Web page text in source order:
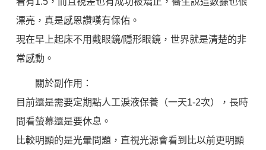
漂亮，真是感恩讚嘆有保佑。
現在早上起床不用戴眼鏡/隱形眼鏡，世界就是清楚的非
常感動。
關於副作用：
目前還是需要定期點人工淚液保養（一天1-2次），長時
間看螢幕還是要休息。
比較明顯的是光暈問題，直視光源會看到比以前更明顯